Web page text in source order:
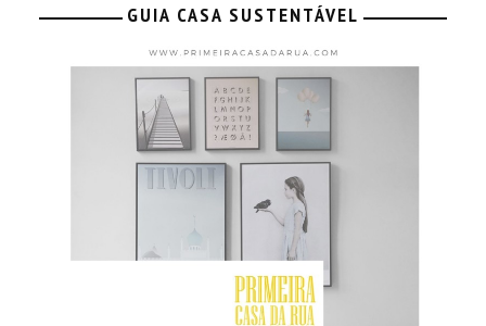
GUIA CASA SUSTENTÁVEL